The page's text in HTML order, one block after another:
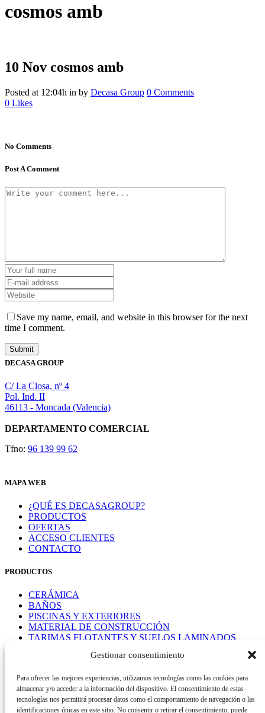
Gestionar consentimiento
Para ofrecer las mejores experiencias, utilizamos tecnologías como las cookies para
almacenar y/o acceder a la información del dispositivo. El consentimiento de estas
tecnologías nos permitirá procesar datos como el comportamiento de navegación o las
identificaciones únicas en este sitio. No consentir o retirar el consentimiento, puede
cosmos amb
10 Nov cosmos amb
Posted at 12:04h in by Decasa Group 0 Comments
0 Likes
No Comments
Post A Comment
Save my name, email, and website in this browser for the next
time I comment.
DECASA GROUP
C/ La Closa, nº 4
Pol. Ind. II
46113 - Moncada (Valencia)
DEPARTAMENTO COMERCIAL
Tfno: 96 139 99 62
MAPA WEB
¿QUÉ ES DECASAGROUP?
PRODUCTOS
OFERTAS
ACCESO CLIENTES
CONTACTO
PRODUCTOS
CERÁMICA
BAÑOS
PISCINAS Y EXTERIORES
MATERIAL DE CONSTRUCCIÓN
TARIMAS FLOTANTES Y SUELOS LAMINADOS
Política de compra
Condiciones de devolución